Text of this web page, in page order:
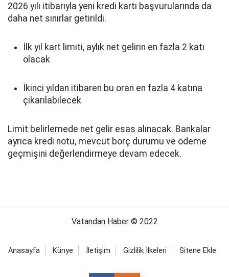
2026 yılı itibarıyla yeni kredi kartı başvurularında da
daha net sınırlar getirildi.
İlk yıl kart limiti, aylık net gelirin en fazla 2 katı
olacak
İkinci yıldan itibaren bu oran en fazla 4 katına
çıkarılabilecek
Limit belirlemede net gelir esas alınacak. Bankalar
ayrıca kredi notu, mevcut borç durumu ve ödeme
geçmişini değerlendirmeye devam edecek.
Vatandan Haber © 2022
Anasayfa Künye İletişim Gizlilik İlkeleri Sitene Ekle